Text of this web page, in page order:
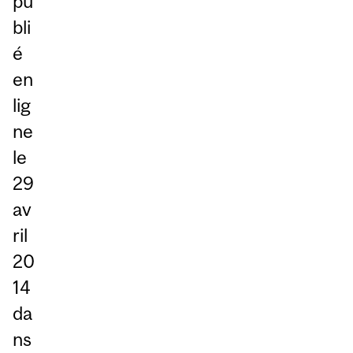
bli
é
en
lig
ne
le
29
av
ril
20
14
da
ns